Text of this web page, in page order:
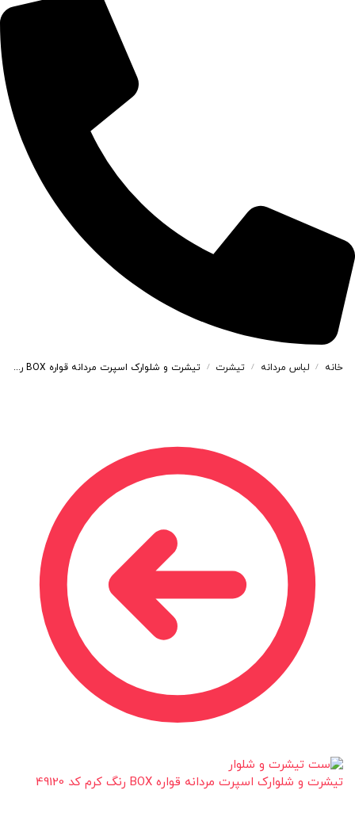
خانه / لباس مردانه / تیشرت / تیشرت و شلوارک اسپرت مردانه قواره BOX رنگ آبی کد 49121
تیشرت و شلوارک اسپرت مردانه قواره BOX رنگ کرم کد 49120